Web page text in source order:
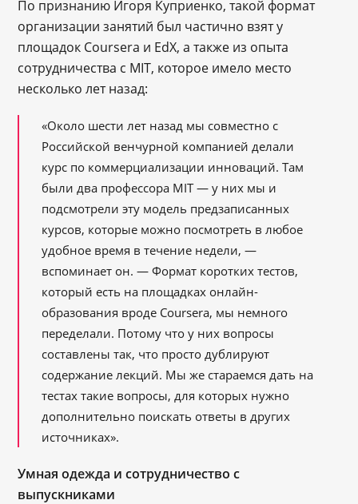
По признанию Игоря Куприенко, такой формат
организации занятий был частично взят у
площадок Coursera и EdX, а также из опыта
сотрудничества с MIT, которое имело место
несколько лет назад:
«Около шести лет назад мы совместно с
Российской венчурной компанией делали
курс по коммерциализации инноваций. Там
были два профессора MIT — у них мы и
подсмотрели эту модель предзаписанных
курсов, которые можно посмотреть в любое
удобное время в течение недели, —
вспоминает он. — Формат коротких тестов,
который есть на площадках онлайн-
образования вроде Coursera, мы немного
переделали. Потому что у них вопросы
составлены так, что просто дублируют
содержание лекций. Мы же стараемся дать на
тестах такие вопросы, для которых нужно
дополнительно поискать ответы в других
источниках».
Умная одежда и сотрудничество с
выпускниками